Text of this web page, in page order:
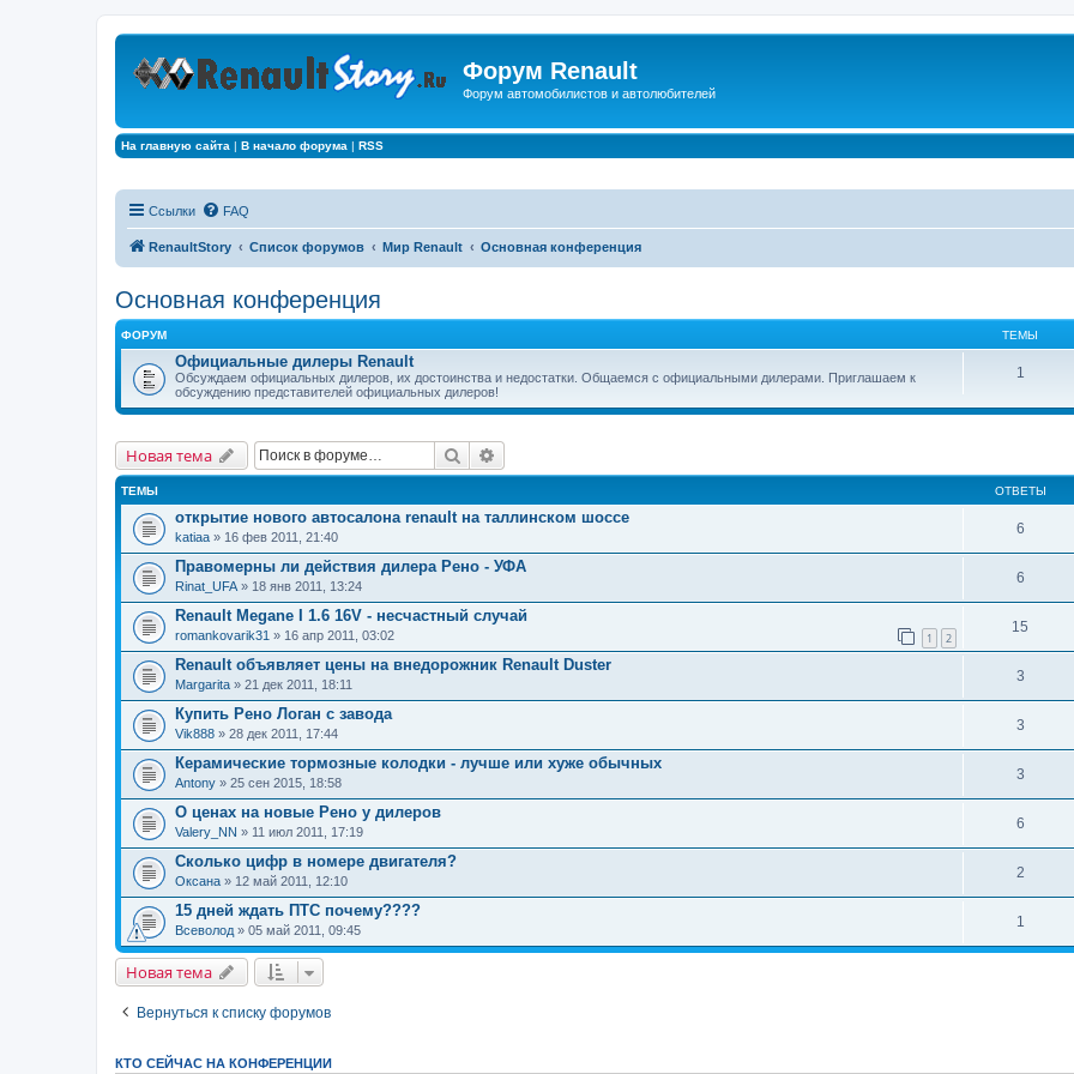
Форум Renault
Форум автомобилистов и автолюбителей
На главную сайта | В начало форума | RSS
Ссылки FAQ
RenaultStory Список форумов Мир Renault Основная конференция
Основная конференция
ФОРУМ ТЕМЫ
Официальные дилеры Renault
Обсуждаем официальных дилеров, их достоинства и недостатки. Общаемся с официальными дилерами. Приглашаем к
обсуждению представителей официальных дилеров!
1
Новая тема Поиск
ТЕМЫ ОТВЕТЫ
открытие нового автосалона renault на таллинском шоссе
katiaa » 16 фев 2011, 21:40
6
Правомерны ли действия дилера Рено - УФА
Rinat_UFA » 18 янв 2011, 13:24
6
Renault Megane I 1.6 16V - несчастный случай
romankovarik31 » 16 апр 2011, 03:02 1 2
15
Renault объявляет цены на внедорожник Renault Duster
Margarita » 21 дек 2011, 18:11
3
Купить Рено Логан с завода
Vik888 » 28 дек 2011, 17:44
3
Керамические тормозные колодки - лучше или хуже обычных
Antony » 25 сен 2015, 18:58
3
О ценах на новые Рено у дилеров
Valery_NN » 11 июл 2011, 17:19
6
Сколько цифр в номере двигателя?
Оксана » 12 май 2011, 12:10
2
15 дней ждать ПТС почему????
Всеволод » 05 май 2011, 09:45
1
Новая тема
Вернуться к списку форумов
КТО СЕЙЧАС НА КОНФЕРЕНЦИИ